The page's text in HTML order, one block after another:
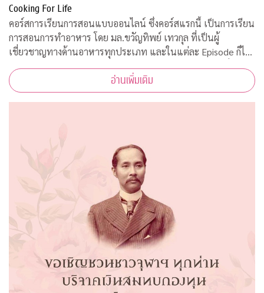
Cooking For Life
คอร์สการเรียนการสอนแบบออนไลน์ ซึ่งคอร์สแรกนี้ เป็นการเรียน
การสอนการทำอาหาร โดย มล.ขวัญทิพย์ เทวกุล ที่เป็นผู้
เชี่ยวชาญทางด้านอาหารทุกประเภท และในแต่ละ Episode ก็ได้
รับความร่วมมือจากคณาจารย์ ผู้ทรงคุณวุฒิ จากคณะต่างๆ ที่มาให้
ความรู้ ตามหลักวิชาการอีกด้วยอ่านเพิ่มเติม